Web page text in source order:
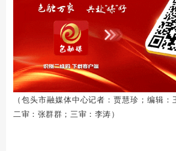
（包头市融媒体中心记者：贾慧珍；编辑：
二审：张群群；三审：李涛）